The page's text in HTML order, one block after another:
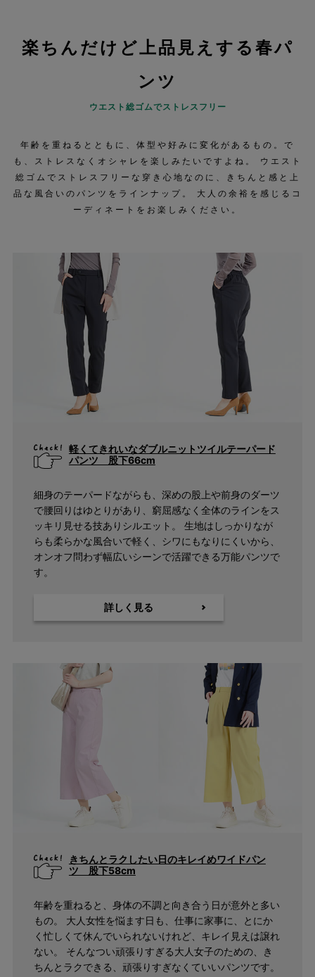
楽ちんだけど上品見えする春パ
ンツ
ウエスト総ゴムでストレスフリー
年齢を重ねるとともに、体型や好みに変化があるもの。で
も、ストレスなくオシャレを楽しみたいですよね。 ウエスト
総ゴムでストレスフリーな穿き心地なのに、きちんと感と上
品な風合いのパンツをラインナップ。 大人の余裕を感じるコ
ーディネートをお楽しみください。
軽くてきれいなダブルニットツイルテーパード
パンツ 股下66cm
細身のテーパードながらも、深めの股上や前身のダーツ
で腰回りはゆとりがあり、窮屈感なく全体のラインをス
ッキリ見せる技ありシルエット。 生地はしっかりなが
らも柔らかな風合いで軽く、シワにもなりにくいから、
オンオフ問わず幅広いシーンで活躍できる万能パンツで
す。
詳しく見る
きちんとラクしたい日のキレイめワイドパン
ツ 股下58cm
年齢を重ねると、身体の不調と向き合う日が意外と多い
もの。 大人女性を悩ます日も、仕事に家事に、とにか
く忙しくて休んでいられないけれど、キレイ見えは譲れ
ない。 そんなつい頑張りすぎる大人女子のための、き
ちんとラクできる、頑張りすぎなくていいパンツです。
キーワード
検索
価格
〜
商品タグ
クーポン対象
サイズ
指定なし
4L(76)
カラー
ホワイト系
ブラック系
ベージュ系
グレー系
ネイビー系